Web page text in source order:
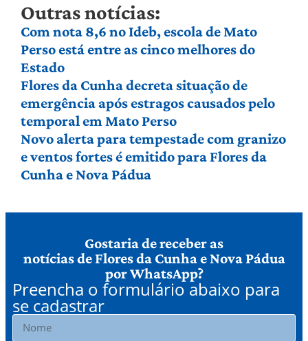
Outras notícias:
Com nota 8,6 no Ideb, escola de Mato
Perso está entre as cinco melhores do
Estado
Flores da Cunha decreta situação de
emergência após estragos causados pelo
temporal em Mato Perso
Novo alerta para tempestade com granizo
e ventos fortes é emitido para Flores da
Cunha e Nova Pádua
Gostaria de receber as
notícias de Flores da Cunha e Nova Pádua
por WhatsApp?
Preencha o formulário abaixo para
se cadastrar